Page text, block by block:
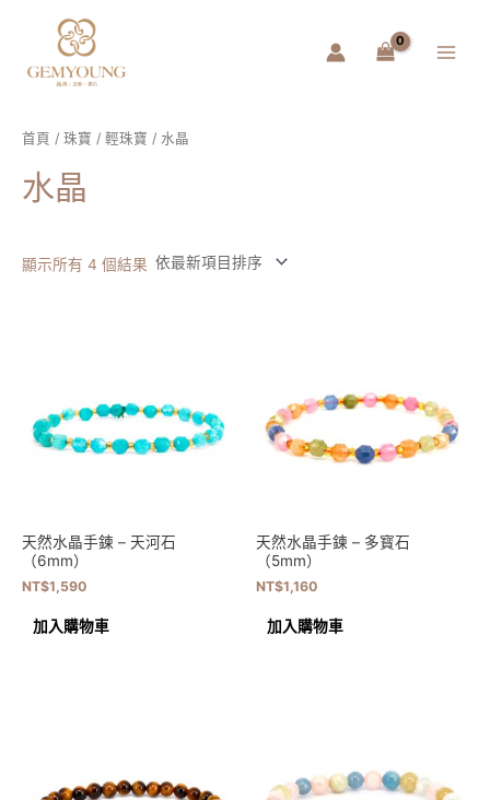
Menu
首頁 / 珠寶 / 輕珠寶 / 水晶
水晶
顯示所有 4 個結果
天然水晶手鍊 – 天河石
（6mm）
NT$1,590
加入購物車
天然水晶手鍊 – 多寳石
（5mm）
NT$1,160
加入購物車